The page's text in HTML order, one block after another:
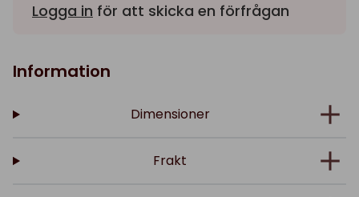
Logga in för att skicka en förfrågan
Information
Dimensioner
Frakt